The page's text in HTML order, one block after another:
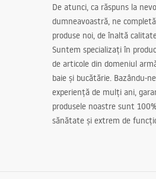
De atunci, ca răspuns la
dumneavoastră, ne
produse noi, de înaltă
Suntem specializați în
de articole din domeniul
baie și bucătărie. Bazându-
experiență de mulți ani,
produsele noastre sunt
sănătate și extrem de